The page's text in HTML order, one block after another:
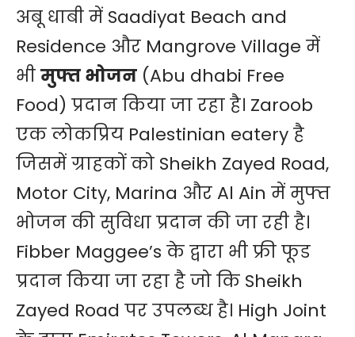
अबू धाबीमें Saadiyat Beach and
Residence और Mangrove Village में
भीमुफ्त भोजन (Abu dhabi Free
Food) प्रदान किया जा रहा है। Zaroob
एक लोकप्रिय Palestinian eatery है
जिसमें ग्राहकों को Sheikh Zayed Road,
Motor City, Marina और Al Ain में मुफ्त
भोजन की सुविधा प्रदान की जा रही है।
Fibber Maggee’s के द्वारा भी फ्री फूड
प्रदान किया जा रहा है जो कि Sheikh
Zayed Road पर उपलब्ध है। High Joint